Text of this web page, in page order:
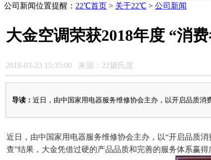
公司新闻位置提醒： 22℃首页 > 关于22℃ > 公司新闻
大金空调荣获2018年度 “消
2018-03-23 15:35:00 来源：22摄氏度
导读： 近日，由中国家用电器服务维修协会主办，以开启品质消
近日，由中国家用电器服务维修协会主办，以“开启品质
查”结果，大金凭借过硬的产品品质和完善的服务体系赢